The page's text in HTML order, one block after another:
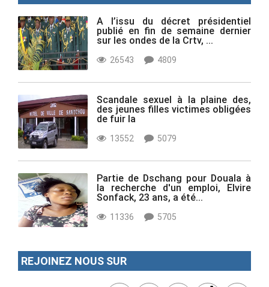
A l’issu du décret présidentiel
publié en fin de semaine dernier
sur les ondes de la Crtv, ...
26543 4809
Scandale sexuel à la plaine des,
des jeunes filles victimes obligées
de fuir la
13552 5079
Partie de Dschang pour Douala à
la recherche d'un emploi, Elvire
Sonfack, 23 ans, a été...
11336 5705
REJOINEZ NOUS SUR